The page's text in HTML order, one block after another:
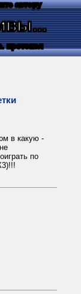
автору
протокол
в какую -
по